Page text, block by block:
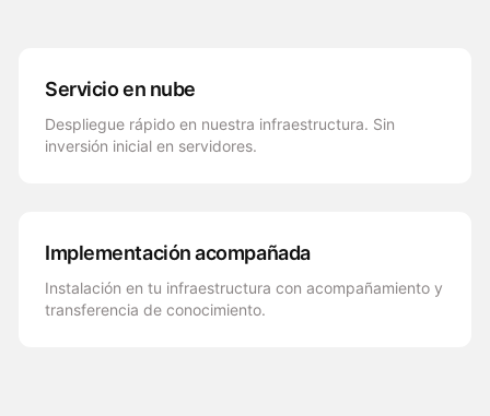
Servicio en nube
Despliegue rápido en nuestra infraestructura. Sin
inversión inicial en servidores.
Implementación acompañada
Instalación en tu infraestructura con acompañamiento y
transferencia de conocimiento.